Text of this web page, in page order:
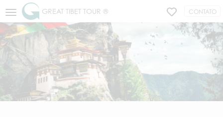
GREAT TIBET TOUR ® CONTATO